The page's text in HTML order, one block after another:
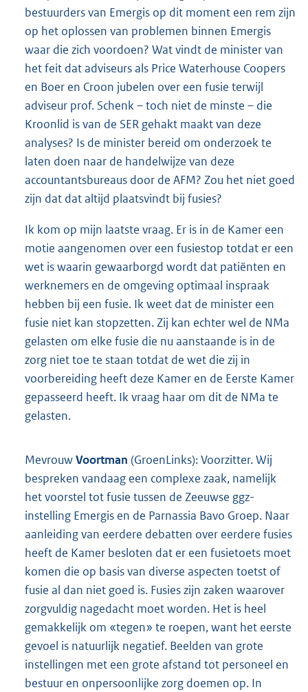
bestuurders van Emergis op dit moment een rem zijn
op het oplossen van problemen binnen Emergis
waar die zich voordoen? Wat vindt de minister van
het feit dat adviseurs als Price Waterhouse Coopers
en Boer en Croon jubelen over een fusie terwijl
adviseur prof. Schenk – toch niet de minste – die
Kroonlid is van de SER gehakt maakt van deze
analyses? Is de minister bereid om onderzoek te
laten doen naar de handelwijze van deze
accountantsbureaus door de AFM? Zou het niet goed
zijn dat dat altijd plaatsvindt bij fusies?
Ik kom op mijn laatste vraag. Er is in de Kamer een
motie aangenomen over een fusiestop totdat er een
wet is waarin gewaarborgd wordt dat patiënten en
werknemers en de omgeving optimaal inspraak
hebben bij een fusie. Ik weet dat de minister een
fusie niet kan stopzetten. Zij kan echter wel de NMa
gelasten om elke fusie die nu aanstaande is in de
zorg niet toe te staan totdat de wet die zij in
voorbereiding heeft deze Kamer en de Eerste Kamer
gepasseerd heeft. Ik vraag haar om dit de NMa te
gelasten.
MevrouwVoortman (GroenLinks): Voorzitter. Wij
bespreken vandaag een complexe zaak, namelijk
het voorstel tot fusie tussen de Zeeuwse ggz-
instelling Emergis en de Parnassia Bavo Groep. Naar
aanleiding van eerdere debatten over eerdere fusies
heeft de Kamer besloten dat er een fusietoets moet
komen die op basis van diverse aspecten toetst of
fusie al dan niet goed is. Fusies zijn zaken waarover
zorgvuldig nagedacht moet worden. Het is heel
gemakkelijk om «tegen» te roepen, want het eerste
gevoel is natuurlijk negatief. Beelden van grote
instellingen met een grote afstand tot personeel en
bestuur en onpersoonlijke zorg doemen op. In